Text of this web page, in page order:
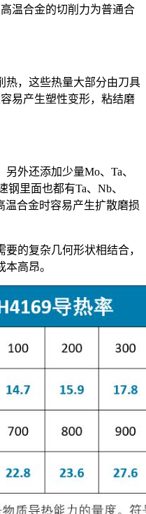
温合金的切削力为普通合
热，这些热量大部分由刀具
易产生塑性变形，粘结磨
外还添加少量Mo、Ta、
里面也都有Ta、Nb、
温合金时容易产生扩散磨损
的复杂几何形状相结合，
高昂。